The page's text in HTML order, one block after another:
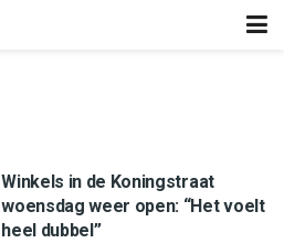
Winkels in de Koningstraat
woensdag weer open: “Het voelt
heel dubbel”